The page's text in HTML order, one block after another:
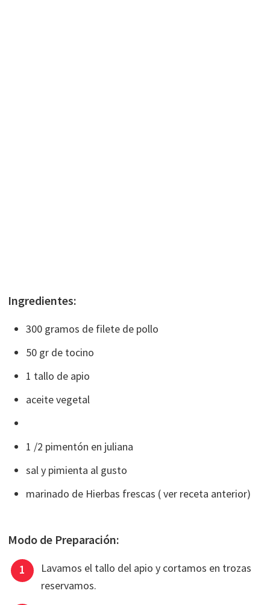
Ingredientes:
300 gramos de filete de pollo
50 gr de tocino
1 tallo de apio
aceite vegetal
1 /2 pimentón en juliana
sal y pimienta al gusto
marinado de Hierbas frescas ( ver receta anterior)
Modo de Preparación:
Lavamos el tallo del apio y cortamos en trozas
reservamos.